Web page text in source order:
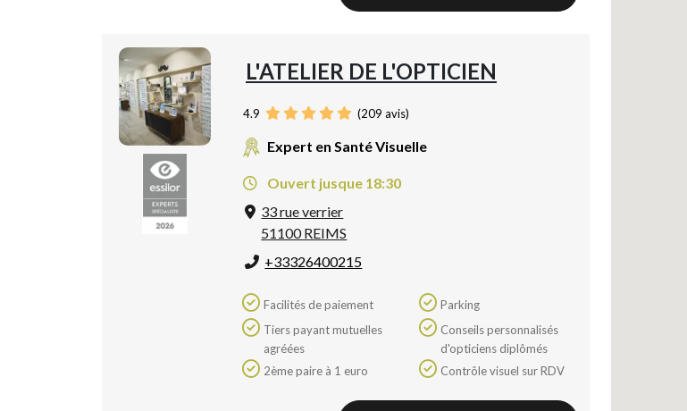
L'ATELIER DE L'OPTICIEN
4.9 (209 avis)
Expert en Santé Visuelle
Ouvert jusque 18:30
33 rue verrier
51100 REIMS
+33326400215
Facilités de paiement
agréées
2ème paire à 1 euro
Parking
d'opticiens diplômés
Contrôle visuel sur RDV